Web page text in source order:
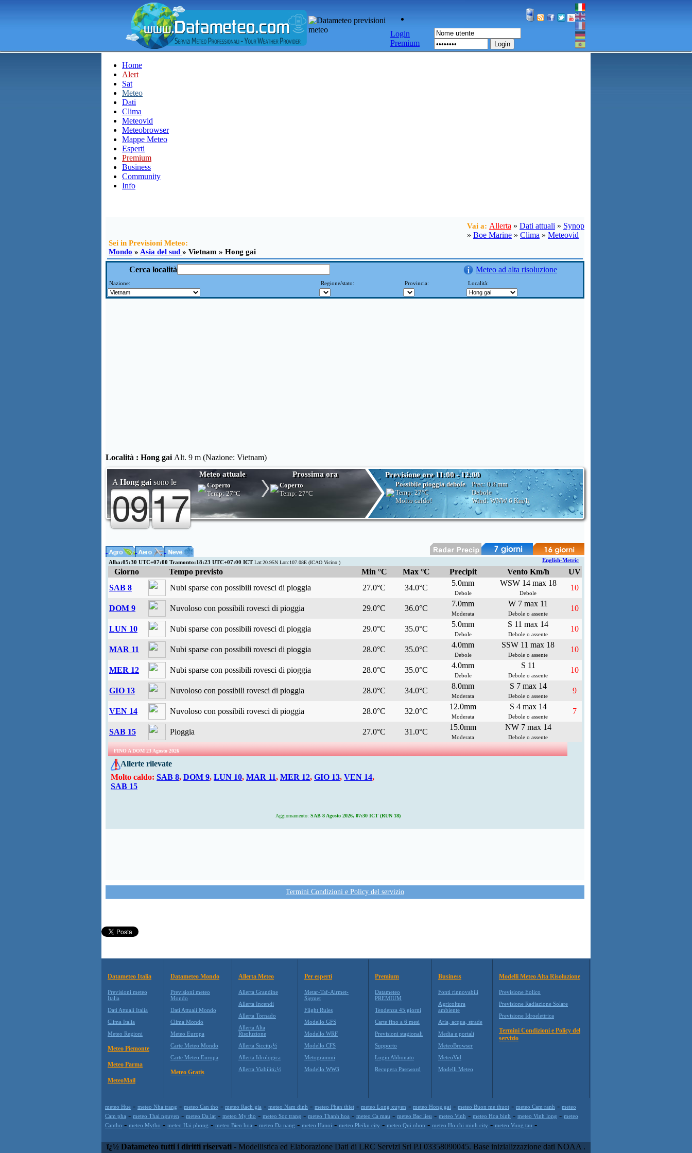
Login
Premium
Login
Home
Alert
Sat
Meteo
Dati
Clima
Meteovid
Meteobrowser
Mappe Meteo
Esperti
Premium
Business
Community
Info
Vai a: Allerta » Dati attuali » Synop
» Boe Marine » Clima » Meteovid
Sei in Previsioni Meteo:
Mondo » Asia del sud » Vietnam » Hong gai
Cerca località Meteo ad alta risoluzione
Nazione: Regione/stato: Provincia: Località:
Località : Hong gai Alt. 9 m (Nazione: Vietnam)
A Hong gaisono le
Meteo attuale Prossima ora
Coperto
Temp:27°C
Coperto
Temp: 27°C
Previsione ore 11:00 - 12:00
Possibile pioggia debole
Temp: 27°C
Molto caldo!
Prec:0.8 mm
Debole
Wind: WNW6 Km/h
Alba:05:30 UTC+07:00 Tramonto:18:23 UTC+07:00 ICTLat:20.95N Lon:107.08E (ICAO Vicino ) English-Metric
Giorno Tempo previsto Min °C Max °C Precipit Vento Km/h
UV
SAB 8
Nubi sparse con possibili rovesci di pioggia 27.0°C 34.0°C
5.0mm
Debole
WSW 14 max 18
Debole
10
DOM 9 Nuvoloso con possibili rovesci di pioggia 29.0°C 36.0°C
7.0mm
Moderata
W 7 max 11
Debole o assente
10
LUN 10 Nubi sparse con possibili rovesci di pioggia 29.0°C 35.0°C
5.0mm
Debole
S 11 max 14
Debole o assente
10
MAR 11 Nubi sparse con possibili rovesci di pioggia 28.0°C 35.0°C
4.0mm
Debole
SSW 11 max 18
Debole o assente
10
MER 12 Nubi sparse con possibili rovesci di pioggia 28.0°C 35.0°C
4.0mm
Debole
S 11
Debole o assente
10
GIO 13 Nuvoloso con possibili rovesci di pioggia 28.0°C 34.0°C
8.0mm
Moderata
S 7 max 14
Debole o assente
9
VEN 14 Nuvoloso con possibili rovesci di pioggia 28.0°C 32.0°C
12.0mm
Moderata
S 4 max 14
Debole o assente
7
SAB 15 Pioggia 27.0°C 31.0°C
15.0mm
Moderata
NW 7 max 14
Debole o assente
FINO A DOM 23 Agosto 2026
Allerte rilevate
Molto caldo: SAB 8, DOM 9, LUN 10, MAR 11, MER 12, GIO 13, VEN 14,
SAB 15
Aggiornamento: SAB 8 Agosto 2026, 07:30 ICT (RUN 18)
Termini Condizioni e Policy del servizio
Datameteo Italia
Previsioni meteo
Italia
Dati Attuali Italia
Clima Italia
Meteo Regioni
Meteo Piemonte
Meteo Parma
MeteoMail
Datameteo Mondo
Previsioni meteo
Mondo
Dati Attuali Mondo
Clima Mondo
Meteo Europa
Carte Meteo Mondo
Carte Meteo Europa
Meteo Gratis
Allerta Meteo
Allerta Grandine
Allerta Incendi
Allerta Tornado
Allerta Alta
Risoluzione
Allerta Siccitï¿½
Allerta Idrologica
Allerta Viabilitï¿½
Per esperti
Metar-Taf-Airmet-
Sigmet
Flight Rules
Modello GFS
Modello WRF
Modello CFS
Metogrammi
Modello WW3
Premium
Datameteo
PREMIUM
Tendenza 45 giorni
Carte fino a 6 mesi
Previsioni stagionali
Supporto
Login Abbonato
Recupera Password
Business
Fonti rinnovabili
Agricoltura
ambiente
Aria, acqua, strade
Media e portali
MeteoBrowser
MeteoVid
Modelli Meteo
Modelli Meteo Alta Risoluzione
Previsione Eolico
Previsione Radiazione Solare
Previsione Idroelettrica
Termini Condizioni e Policy del
servizio
meteo Hue - meteo Nha trang - meteo Can tho - meteo Rach gia - meteo Nam dinh - meteo Phan thiet - meteo Long xuyen - meteo Hong gai - meteo Buon me thuot - meteo Cam ranh - meteo
Cam pha - meteo Thai nguyen - meteo Da lat - meteo My tho - meteo Soc trang - meteo Thanh hoa - meteo Ca mau - meteo Bac lieu - meteo Vinh - meteo Hoa binh - meteo Vinh long - meteo
Cantho - meteo Mytho - meteo Hai phong - meteo Bien hoa - meteo Da nang - meteo Hanoi - meteo Pleiku city - meteo Qui nhon - meteo Ho chi minh city - meteo Vung tau -
ï¿½ Datameteo tutti i diritti riservati - Modellistica ed Elaborazione Dati di LRC Servizi Srl P.I 03358090045. Base inizializzazione dati NOAA .